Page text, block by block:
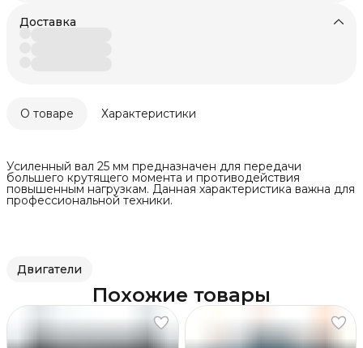
Доставка
О товаре Характеристики
Усиленный вал 25 мм предназначен для передачи
большего крутящего момента и противодействия
повышенным нагрузкам. Данная характеристика важна для
профессиональной техники.
Двигатели
Похожие товары